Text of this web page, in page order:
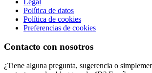
Legal
Política de datos
Política de cookies
Preferencias de cookies
Contacto con nosotros
¿Tiene alguna pregunta, sugerencia o